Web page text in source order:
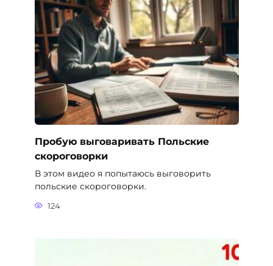
Пробую выговаривать Польские
скороговорки
В этом видео я попытаюсь выговорить
польские скороговорки.
124